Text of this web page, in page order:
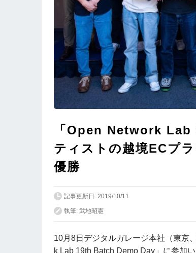
「Open Network
ティストの越境ECプ
優勝
記事更新日: 2019/10/11
執筆: 武地昭憲
10月8日デジタルガレージ本社（東京
k Lab 19th Batch Demo Day」に参加い